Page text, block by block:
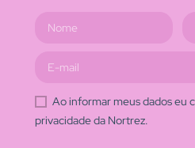
Ao informar meus dados eu
privacidade da Nortrez.